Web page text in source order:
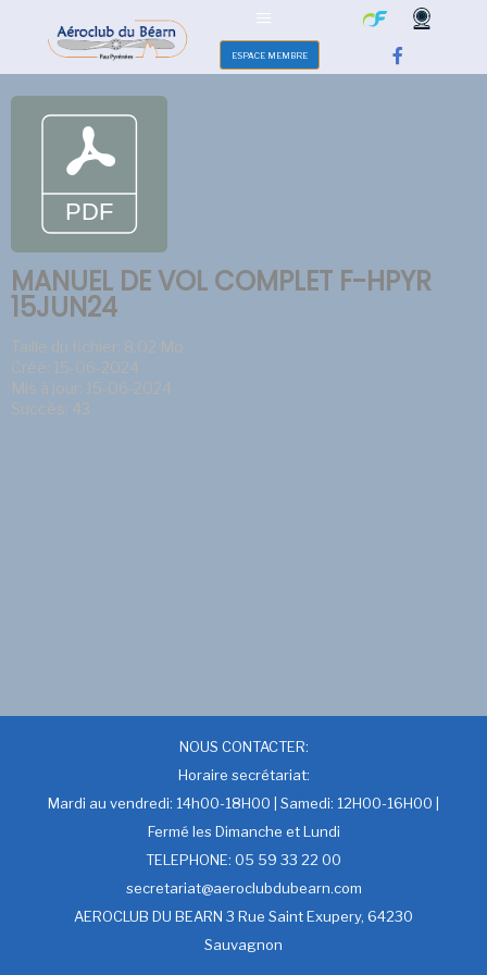
ESPACE MEMBRE
MANUEL DE VOL COMPLET F-HPYR
15JUN24
Taille du fichier: 8.02 Mo
Créé: 15-06-2024
Mis à jour: 15-06-2024
Succès: 43
NOUS CONTACTER:
Horaire secrétariat:
Mardi au vendredi: 14h00-18H00 | Samedi: 12H00-16H00 |
Fermé les Dimanche et Lundi
TELEPHONE: 05 59 33 22 00
secretariat@aeroclubdubearn.com
AEROCLUB DU BEARN 3 Rue Saint Exupery, 64230
Sauvagnon